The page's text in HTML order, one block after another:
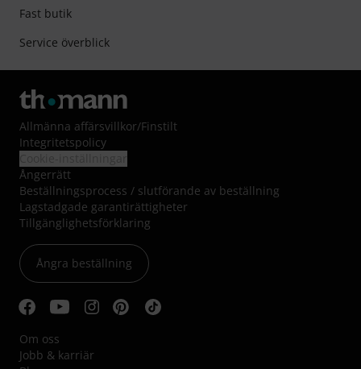
Fast butik
Service överblick
Allmänna affärsvillkor/Finstilt
Integritetspolicy
Ångerrätt
Beställningsprocess / slutförande av beställning
Lagstadgade garantirättigheter
Tillgänglighetsförklaring
Ångra beställning
Om oss
Jobb & karriär